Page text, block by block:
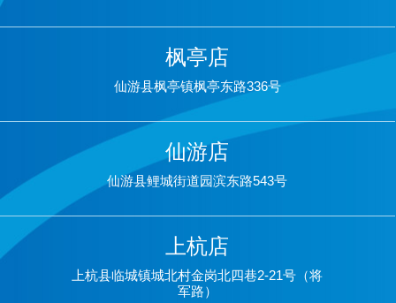
枫亭店
仙游县枫亭镇枫亭东路336号
仙游店
仙游县鲤城街道园滨东路543号
上杭店
上杭县临城镇城北村金岗北四巷2-21号（将
军路）